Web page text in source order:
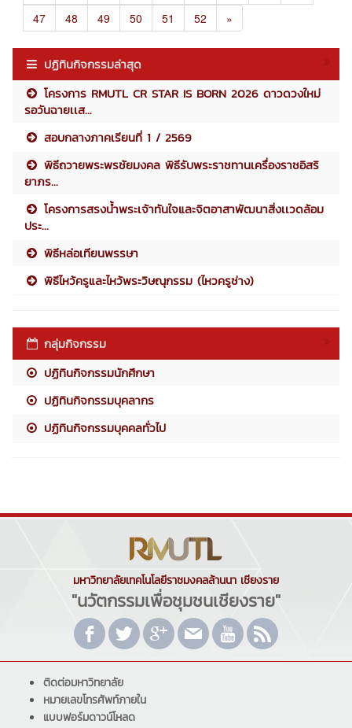
47
48 49 50 51 52 »
ปฏิทินกิจกรรมล่าสุด
โครงการ RMUTL CR STAR IS BORN 2026 ดาวดวงใหม่
รอวันฉายเเส...
สอบกลางภาคเรียนที่ 1 / 2569
พิธีถวายพระพรชัยมงคล พิธีรับพระราชทานเครื่องราชอิสริ
ยาภร...
โครงการสรงน้ำพระเจ้าทันใจและจิตอาสาพัฒนาสิ่งเเวดล้อม
ประ...
พิธีหล่อเทียนพรรษา
พิธีไหว้ครูและไหว้พระวิษณุกรรม (ไหวครูช่าง)
กลุ่มกิจกรรม
ปฏิทินกิจกรรมนักศึกษา
ปฏิทินกิจกรรมบุคลากร
ปฏิทินกิจกรรมบุคคลทั่วไป
มหาวิทยาลัยเทคโนโลยีราชมงคลล้านนา เชียงราย
"นวัตกรรมเพื่อชุมชนเชียงราย"
ติดต่อมหาวิทยาลัย
หมายเลขโทรศัพท์ภายใน
แบบฟอร์มดาวน์โหลด